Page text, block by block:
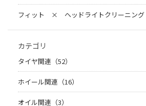
フィット × ヘッドライトクリーニング
カテゴリ
タイヤ関連（52）
ホイール関連（16）
オイル関連（3）